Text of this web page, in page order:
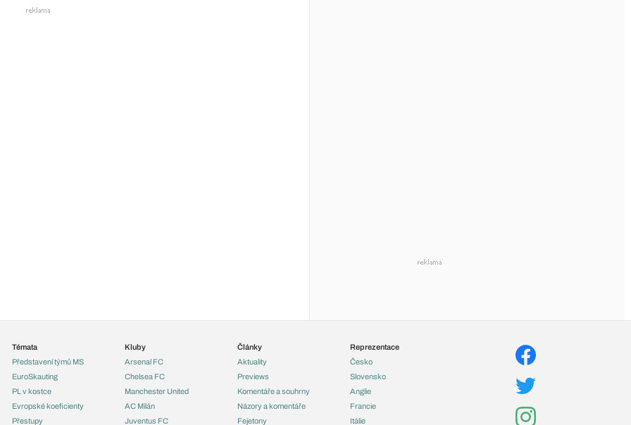
Témata
Představení týmů MS
EuroSkauting
PL v kostce
Evropské koeficienty
Přestupy
Kluby
Arsenal FC
Chelsea FC
Manchester United
AC Milán
Juventus FC
Články
Aktuality
Previews
Komentáře a souhrny
Názory a komentáře
Fejetony
Reprezentace
Česko
Slovensko
Anglie
Francie
Itálie